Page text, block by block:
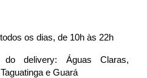
os dias, de 10h às 22h
do delivery: Águas Claras,
e Guará